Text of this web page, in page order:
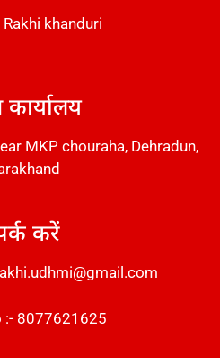
khanduri
कार्यालय
MKP chouraha, Dehradun,
करें
:- 8077621625